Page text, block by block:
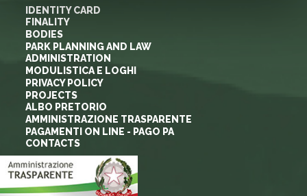
IDENTITY CARD
FINALITY
BODIES
PARK PLANNING AND LAW
ADMINISTRATION
MODULISTICA E LOGHI
PRIVACY POLICY
PROJECTS
ALBO PRETORIO
AMMINISTRAZIONE TRASPARENTE
PAGAMENTI ON LINE - PAGO PA
CONTACTS